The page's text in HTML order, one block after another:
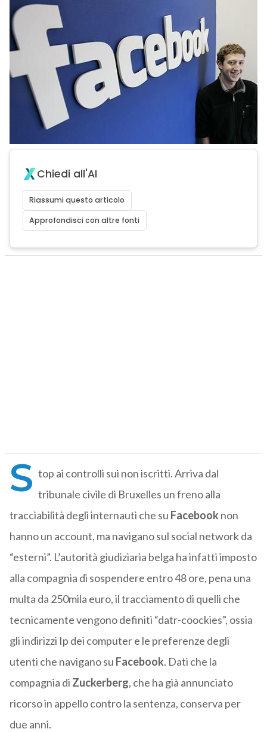
Chiedi all'AI
Riassumi questo articolo
Approfondisci con altre fonti
S top ai controlli sui non iscritti. Arriva dal
tribunale civile di Bruxelles un freno alla
tracciabilità degli internauti che su Facebooknon
hanno un account, ma navigano sul social network da
“esterni”. L’autorità giudiziaria belga ha infatti imposto
alla compagnia di sospendere entro 48 ore, pena una
multa da 250mila euro, il tracciamento di quelli che
tecnicamente vengono definiti “datr-coockies”, ossia
gli indirizzi Ip dei computer e le preferenze degli
utenti che navigano su Facebook. Dati che la
compagnia di Zuckerberg, che ha già annunciato
ricorso in appello contro la sentenza, conserva per
due anni.